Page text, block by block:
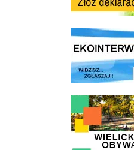
link do strony
link do strony -